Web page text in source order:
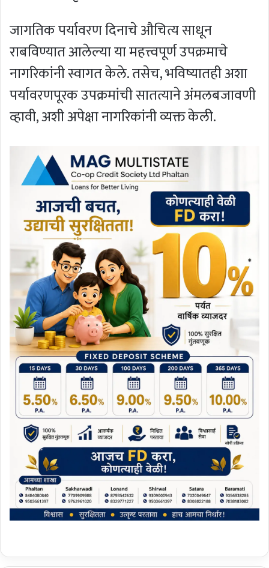
जागतिक पर्यावरण दिनाचे औचित्य साधून
राबविण्यात आलेल्या या महत्त्वपूर्ण उपक्रमाचे
नागरिकांनी स्वागत केले. तसेच, भविष्यातही अशा
पर्यावरणपूरक उपक्रमांची सातत्याने अंमलबजावणी
व्हावी, अशी अपेक्षा नागरिकांनी व्यक्त केली.